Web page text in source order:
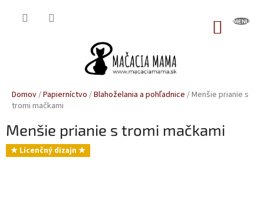
Domov/Papierníctvo /Blahoželania a pohľadnice /Menšie prianie s
tromi mačkami
Menšie prianie s tromi mačkami
★ Licenčný dizajn ★